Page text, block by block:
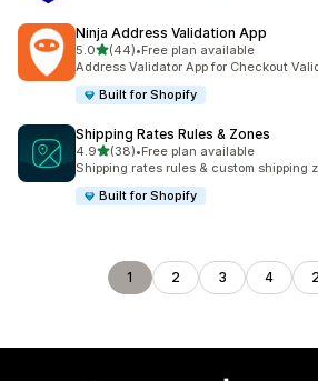
Ninja Address Validation App
5.0เต็ม 5 ดาว
(44)
ทั้งหมด 44 รีวิว
•Free plan available
Address Validator App for Checkout
Built for Shopify
Shipping Rates Rules & Zones
4.9เต็ม 5 ดาว
(38)
ทั้งหมด 38 รีวิว
•Free plan available
Shipping rates rules & custom shipping
Built for Shopify
1 2 3 4